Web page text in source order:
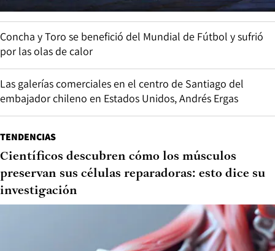
Concha y Toro se benefició del Mundial de Fútbol y sufrió
por las olas de calor
Las galerías comerciales en el centro de Santiago del
embajador chileno en Estados Unidos, Andrés Ergas
TENDENCIAS
Científicos descubren cómo los músculos
preservan sus células reparadoras: esto dice su
investigación